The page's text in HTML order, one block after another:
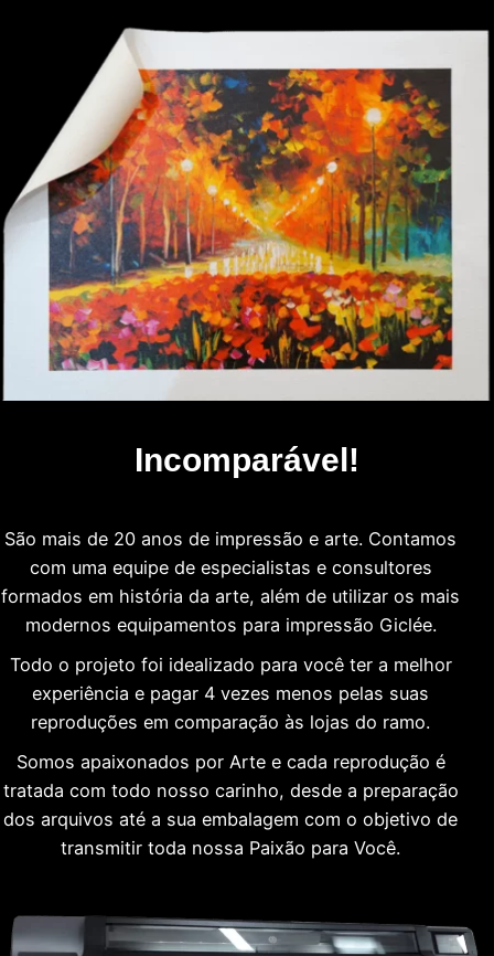
Incomparável!
São mais de 20 anos de impressão e arte. Contamos
com uma equipe de especialistas e consultores
formados em história da arte, além de utilizar os mais
modernos equipamentos para impressão Giclée.
Todo o projeto foi idealizado para você ter a melhor
experiência e pagar 4 vezes menos pelas suas
reproduções em comparação às lojas do ramo.
Somos apaixonados por Arte e cada reprodução é
tratada com todo nosso carinho, desde a preparação
dos arquivos até a sua embalagem com o objetivo de
transmitir toda nossa Paixão para Você.